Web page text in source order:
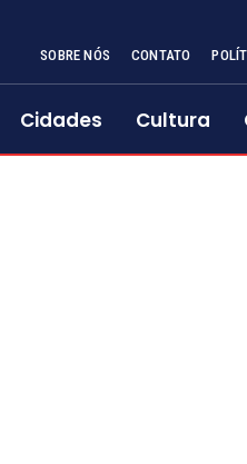
SOBRE NÓS CONTATO
Cidades Cultura